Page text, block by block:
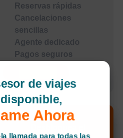
Reservas rápidas
Cancelaciones
sencillas
Agente dedicado
Pagos seguros
de viajes
disponible,
Ahora
llamada para todas las